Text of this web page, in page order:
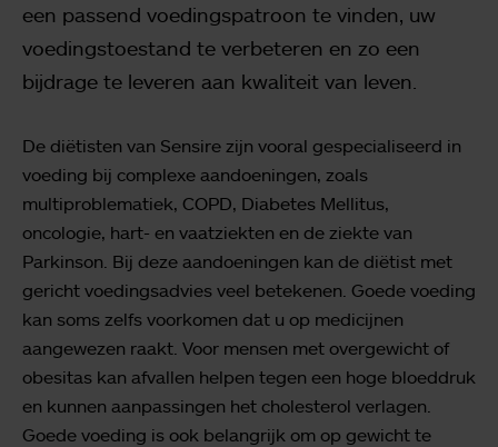
een passend voedingspatroon te vinden, uw
voedingstoestand te verbeteren en zo een
bijdrage te leveren aan kwaliteit van leven.
De diëtisten van Sensire zijn vooral gespecialiseerd in
voeding bij complexe aandoeningen, zoals
multiproblematiek, COPD, Diabetes Mellitus,
oncologie, hart- en vaatziekten en de ziekte van
Parkinson. Bij deze aandoeningen kan de diëtist met
gericht voedingsadvies veel betekenen. Goede voeding
kan soms zelfs voorkomen dat u op medicijnen
aangewezen raakt. Voor mensen met overgewicht of
obesitas kan afvallen helpen tegen een hoge bloeddruk
en kunnen aanpassingen het cholesterol verlagen.
Goede voeding is ook belangrijk om op gewicht te